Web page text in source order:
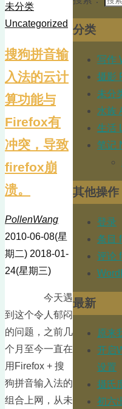
未分类
Uncategorized
搜狗拼音输
入法的云计
算功能与
Firefox有
冲突，导致
firefox崩
溃。
PollenWang
2010-06-08(星
期二) 2018-01-
24(星期三)
今天遇
到这个令人郁闷
的问题，之前几
个月至今一直在
用Firefox + 搜
狗拼音输入法的
组合上网，从未
分类
写作
摄影
未分
水族
生活
笔记
其他操作
登录
条目
评论
最新
原来
开启
设置
摄氏
初六